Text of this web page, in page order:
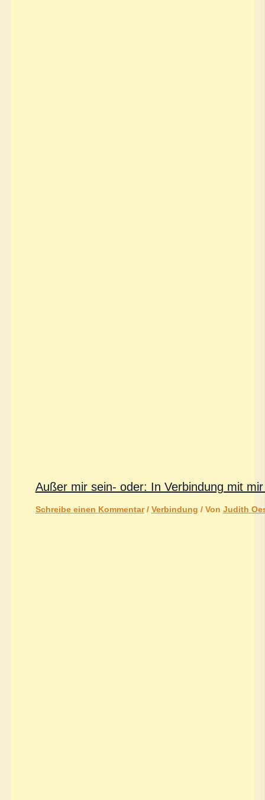
Außer mir sein- oder: In Verbindung mit
Schreibe einen Kommentar / Verbindung / Von Judith